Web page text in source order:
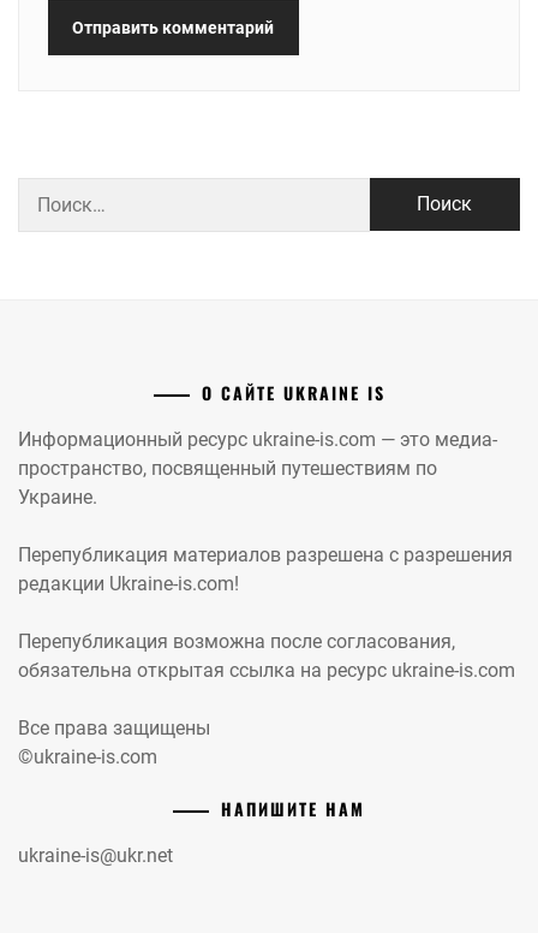
О САЙТЕ UKRAINE IS
Информационный ресурс ukraine-is.com — это медиа-
пространство, посвященный путешествиям по
Украине.
Перепубликация материалов разрешена с разрешения
редакции Ukraine-is.com!
Перепубликация возможна после согласования,
обязательна открытая ссылка на ресурс ukraine-is.com
Все права защищены
©ukraine-is.com
НАПИШИТЕ НАМ
ukraine-is@ukr.net